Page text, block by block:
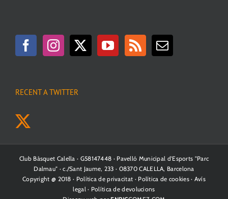
RECENT A TWITTER
Club Bàsquet Calella · G58147448 · Pavelló Municipal d'Esports "Parc
Dalmau" · c./Sant Jaume, 233 · 08370 CALELLA, Barcelona
Copyright @ 2018 · Política de privacitat · Política de cookies· Avís
legal· Política de devolucions